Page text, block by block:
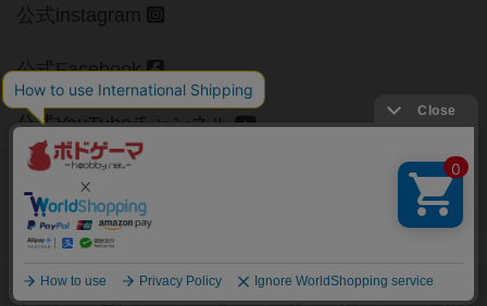
公式instagram
公式Facebook
公式YouTubeチャンネル